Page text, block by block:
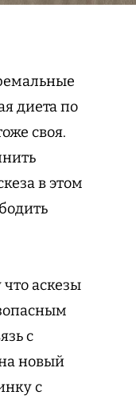
диета по
своя.
в этом
аскезы
с
новый
с